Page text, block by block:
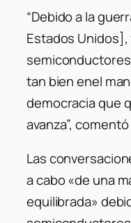
“Debido a la
Estados Unidos],
tan bien enel
democracia que
avanza”,
Las
a cabo «de una
equilibrada»